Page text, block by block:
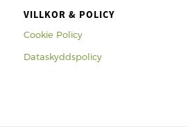
VILLKOR & POLICY
Cookie Policy
Dataskyddspolicy